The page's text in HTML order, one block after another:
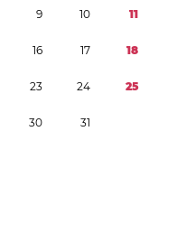
9 10 11
16 17 18
23 24 25
30 31